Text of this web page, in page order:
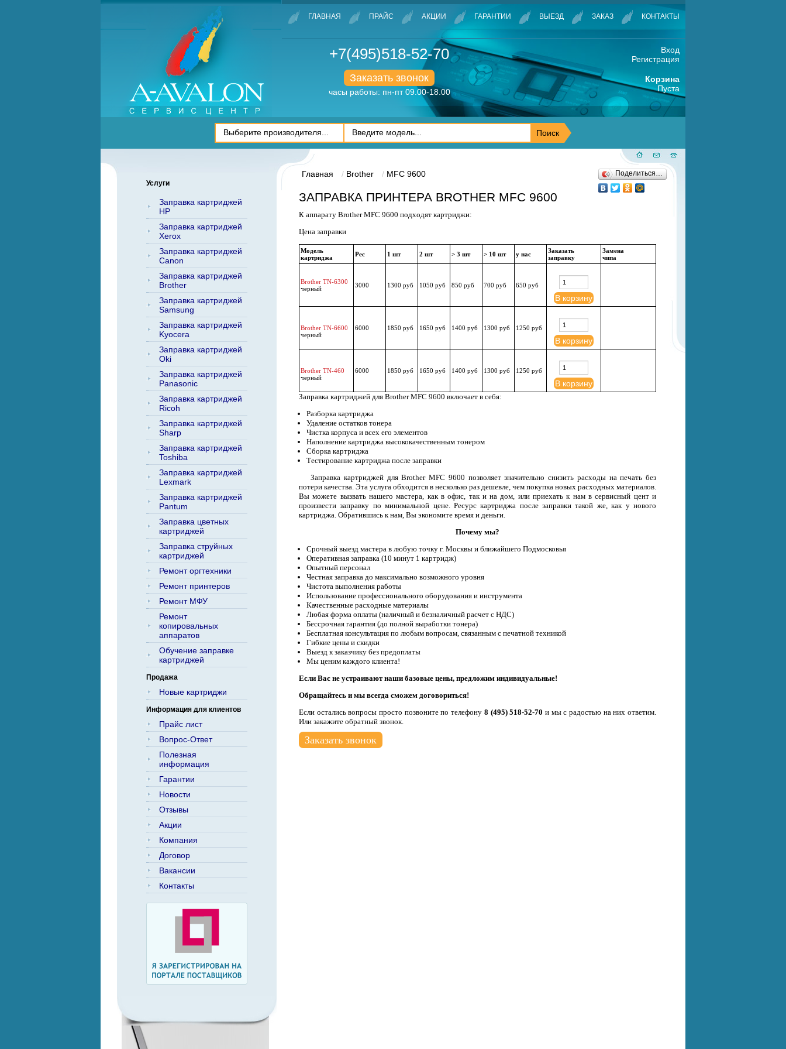
ГЛАВНАЯ ПРАЙС АКЦИИ ГАРАНТИИ ВЫЕЗД ЗАКАЗ КОНТАКТЫ
+7(495)518-52-70
Заказать звонок
часы работы: пн-пт 09.00-18.00
Вход
Регистрация
Корзина
Пуста
Услуги
Заправка картриджей
HP
Заправка картриджей
Xerox
Заправка картриджей
Canon
Заправка картриджей
Brother
Заправка картриджей
Samsung
Заправка картриджей
Kyocera
Заправка картриджей
Oki
Заправка картриджей
Panasonic
Заправка картриджей
Ricoh
Заправка картриджей
Sharp
Заправка картриджей
Toshiba
Заправка картриджей
Lexmark
Заправка картриджей
Pantum
Заправка цветных
картриджей
Заправка струйных
картриджей
Ремонт оргтехники
Ремонт принтеров
Ремонт МФУ
Ремонт
копировальных
аппаратов
Обучение заправке
картриджей
Продажа
Новые картриджи
Информация для клиентов
Прайс лист
Вопрос-Ответ
Полезная
информация
Гарантии
Новости
Отзывы
Акции
Компания
Договор
Вакансии
Контакты
Главная Brother MFC 9600
ЗАПРАВКА ПРИНТЕРА BROTHER MFC 9600
Поделиться…
К аппарату Brother MFC 9600 подходят картриджи:
Цена заправки
Модель
картриджа
Рес 1 шт 2 шт > 3 шт > 10 шт у нас
Заказать
заправку
Замена
чипа
Brother TN-6300
черный
3000 1300 руб 1050 руб 850 руб 700 руб 650 руб
В корзину
Brother TN-6600
черный
6000 1850 руб 1650 руб 1400 руб 1300 руб 1250 руб
В корзину
Brother TN-460
черный
6000 1850 руб 1650 руб 1400 руб 1300 руб 1250 руб
В корзину
Заправка картриджей для Brother MFC 9600 включает в себя:
Разборка картриджа
Удаление остатков тонера
Чистка корпуса и всех его элементов
Наполнение картриджа высококачественным тонером
Сборка картриджа
Тестирование картриджа после заправки
Заправка картриджей для Brother MFC 9600 позволяет значительно снизить расходы на печать без
потери качества. Эта услуга обходится в несколько раз дешевле, чем покупка новых расходных материалов.
Вы можете вызвать нашего мастера, как в офис, так и на дом, или приехать к нам в сервисный цент и
произвести заправку по минимальной цене. Ресурс картриджа после заправки такой же, как у нового
картриджа. Обратившись к нам, Вы экономите время и деньги.
Почему мы?
Срочный выезд мастера в любую точку г. Москвы и ближайшего Подмосковья
Оперативная заправка (10 минут 1 картридж)
Опытный персонал
Честная заправка до максимально возможного уровня
Чистота выполнения работы
Использование профессионального оборудования и инструмента
Качественные расходные материалы
Любая форма оплаты (наличный и безналичный расчет с НДС)
Бессрочная гарантия (до полной выработки тонера)
Бесплатная консультация по любым вопросам, связанным с печатной техникой
Гибкие цены и скидки
Выезд к заказчику без предоплаты
Мы ценим каждого клиента!
Если Вас не устраивают наши базовые цены, предложим индивидуальные!
Обращайтесь и мы всегда сможем договориться!
Если остались вопросы просто позвоните по телефону 8 (495) 518-52-70 и мы с радостью на них ответим.
Или закажите обратный звонок.
Заказать звонок